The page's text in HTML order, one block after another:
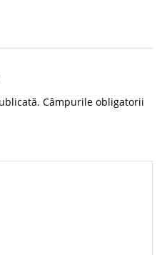
Câmpurile obligatorii